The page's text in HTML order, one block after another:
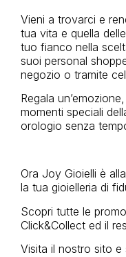
Vieni a trovarci e
tua vita e quella
tuo fianco nella
suoi personal
negozio o tramite
Regala
momenti speciali
orologio senza
Ora Joy Gioielli è
la tua gioielleria di
Scopri tutte le
Click&Collect ed il
Visita il nostro sito